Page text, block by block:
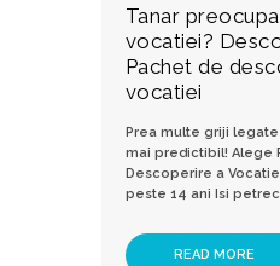
Tanar
vocatiei?
Pachet de
vocatiei
Prea multe griji legate
mai predictibil! Alege
Descoperire a
peste 14 ani Isi
READ MORE